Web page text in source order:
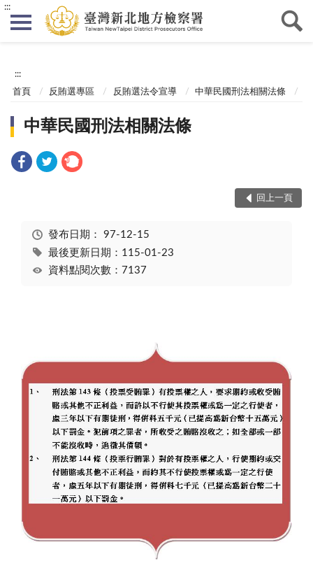
:::
:::
首頁 反賄選專區 反賄選法令宣導 中華民國刑法相關法條
中華民國刑法相關法條
回上一頁
發布日期： 97-12-15
最後更新日期：115-01-23
資料點閱次數：7137